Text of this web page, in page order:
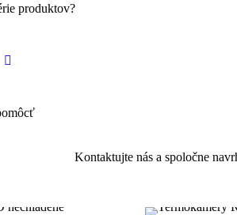
produktov?
Kontaktujte nás a spoločne